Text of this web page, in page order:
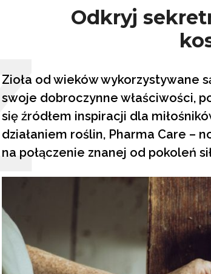
Odkryj
Zioła od wieków wykorzystywane
swoje dobroczynne właściwości,
się źródłem inspiracji dla
działaniem roślin, Pharma Care –
na połączenie znanej od pokoleń